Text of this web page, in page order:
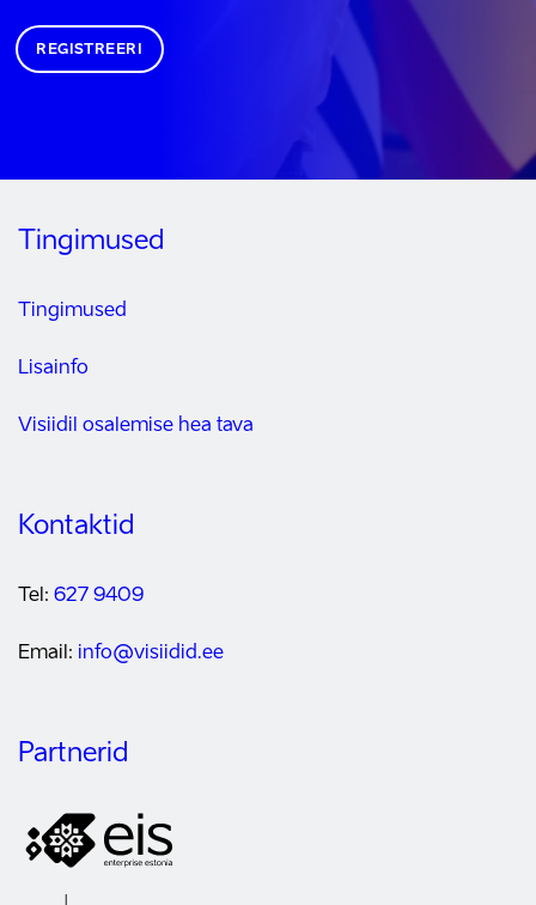
REGISTREERI
Tingimused
Tingimused
Lisainfo
Visiidil osalemise hea tava
Kontaktid
Tel: 627 9409
Email: info@visiidid.ee
Partnerid